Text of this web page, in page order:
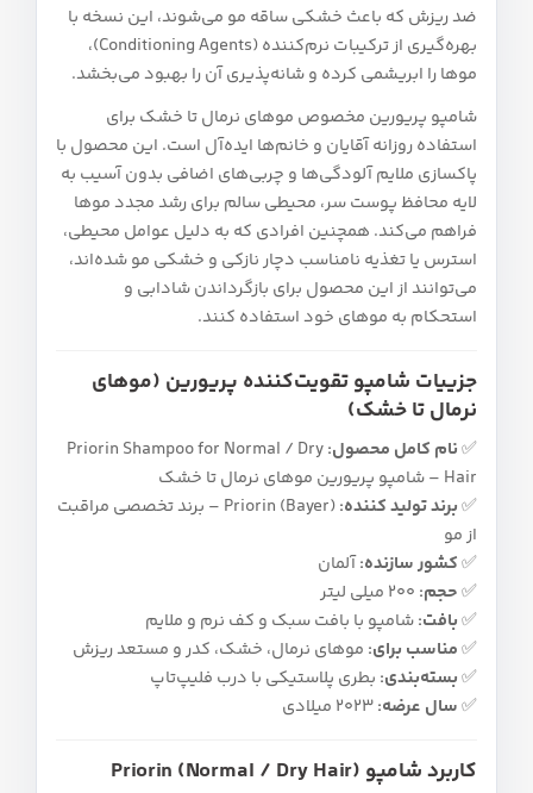
ضد ریزش که باعث خشکی ساقه مو می‌شوند، این نسخه با
بهره‌گیری از ترکیبات نرم‌کننده (Conditioning Agents)،
موها را ابریشمی کرده و شانه‌پذیری آن‌ را بهبود می‌بخشد.
شامپو پریورین مخصوص موهای نرمال تا خشک برای
استفاده روزانه آقایان و خانم‌ها ایده‌آل است. این محصول با
پاکسازی ملایم آلودگی‌ها و چربی‌های اضافی بدون آسیب به
لایه محافظ پوست سر، محیطی سالم برای رشد مجدد موها
فراهم می‌کند. همچنین افرادی که به دلیل عوامل محیطی،
استرس یا تغذیه نامناسب دچار نازکی و خشکی مو شده‌اند،
می‌توانند از این محصول برای بازگرداندن شادابی و
استحکام به موهای خود استفاده کنند.
جزییات شامپو تقویت‌کننده پریورین (موهای
نرمال تا خشک)
✅نام کامل محصول:Priorin Shampoo for Normal / Dry
Hair – شامپو پریورین موهای نرمال تا خشک
✅برند تولید کننده:
Priorin (Bayer) – برند تخصصی مراقبت
از مو
✅کشور سازنده:آلمان
✅حجم:
✅بافت:شامپو با بافت سبک و کف نرم و ملایم
✅مناسب برای: موهای نرمال، خشک، کدر و مستعد ریزش
✅بسته‌بندی: بطری پلاستیکی با درب فلیپ‌تاپ
✅سال عرضه:
کاربرد شامپو Priorin (Normal / Dry Hair)